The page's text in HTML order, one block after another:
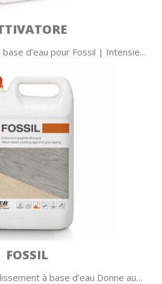
base d’eau pour Fossil | Intensie…
FOSSIL
à base d’eau Donne au…